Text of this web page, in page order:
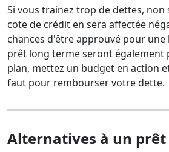
Si vous trainez trop de dettes,
cote de crédit en sera affectée
chances d'être approuvé pour
prêt long terme seront également
plan, mettez un budget en action
faut pour rembourser votre dette.
Alternatives à un